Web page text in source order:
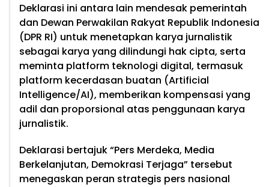
Deklarasi ini antara lain mendesak pemerintah
dan Dewan Perwakilan Rakyat Republik Indonesia
(DPR RI) untuk menetapkan karya jurnalistik
sebagai karya yang dilindungi hak cipta, serta
meminta platform teknologi digital, termasuk
platform kecerdasan buatan (Artificial
Intelligence/AI), memberikan kompensasi yang
adil dan proporsional atas penggunaan karya
jurnalistik.
Deklarasi bertajuk “Pers Merdeka, Media
Berkelanjutan, Demokrasi Terjaga” tersebut
menegaskan peran strategis pers nasional